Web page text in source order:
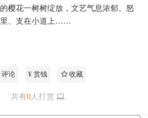
樱花一树树绽放，文艺气息浓郁。怒
里、支在小道上……
论 ¥ 赏钱 收藏
共有0人打赏